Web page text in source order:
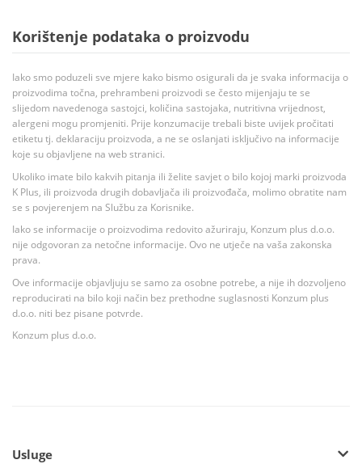
Korištenje podataka o proizvodu
Iako smo poduzeli sve mjere kako bismo osigurali da je svaka informacija o
proizvodima točna, prehrambeni proizvodi se često mijenjaju te se
slijedom navedenoga sastojci, količina sastojaka, nutritivna vrijednost,
alergeni mogu promjeniti. Prije konzumacije trebali biste uvijek pročitati
etiketu tj. deklaraciju proizvoda, a ne se oslanjati isključivo na informacije
koje su objavljene na web stranici.
Ukoliko imate bilo kakvih pitanja ili želite savjet o bilo kojoj marki proizvoda
K Plus, ili proizvoda drugih dobavljača ili proizvođača, molimo obratite nam
se s povjerenjem na Službu za Korisnike.
Iako se informacije o proizvodima redovito ažuriraju, Konzum plus d.o.o.
nije odgovoran za netočne informacije. Ovo ne utječe na vaša zakonska
prava.
Ove informacije objavljuju se samo za osobne potrebe, a nije ih dozvoljeno
reproducirati na bilo koji način bez prethodne suglasnosti Konzum plus
d.o.o. niti bez pisane potvrde.
Konzum plus d.o.o.
Usluge